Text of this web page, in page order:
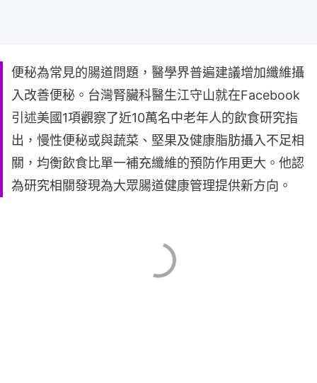
便秘為常見的腸道問題，醫學界普遍建議增加纖維攝
入改善便秘。台灣腎臟科醫生江守山就在Facebook
引述美國1項觀察了近10萬名中老年人的飲食研究指
出，慢性便秘或與蔬菜、堅果及健康脂肪攝入不足相
關，均衡飲食比單一補充纖維的預防作用更大。他認
為研究相關發現為大眾腸道健康管理提供新方向。